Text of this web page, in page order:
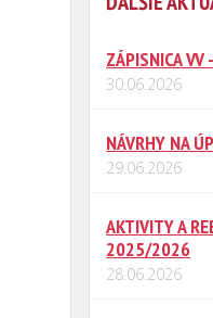
ZÁPISNICA
30.06.2026
NÁVRHY NA
29.06.2026
AKTIVITY A
2025/2026
28.06.2026